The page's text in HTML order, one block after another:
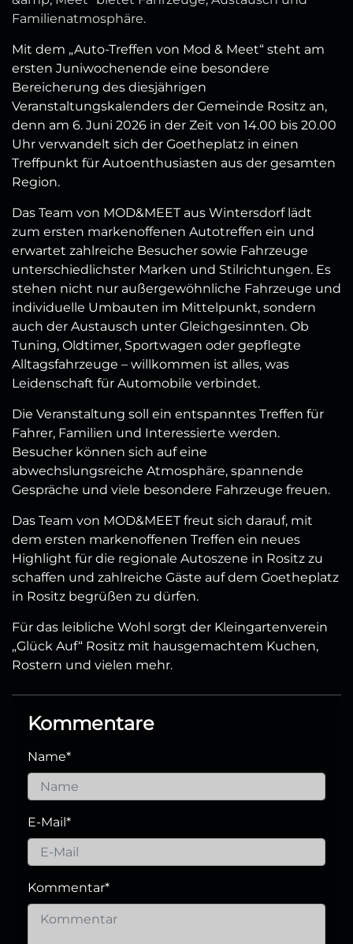
Familienatmosphäre.
Mit dem „Auto-Treffen von Mod & Meet“ steht am
ersten Juniwochenende eine besondere
Bereicherung des diesjährigen
Veranstaltungskalenders der Gemeinde Rositz an,
denn am 6. Juni 2026 in der Zeit von 14.00 bis 20.00
Uhr verwandelt sich der Goetheplatz in einen
Treffpunkt für Autoenthusiasten aus der gesamten
Region.
Das Team von MOD&MEET aus Wintersdorf lädt
zum ersten markenoffenen Autotreffen ein und
erwartet zahlreiche Besucher sowie Fahrzeuge
unterschiedlichster Marken und Stilrichtungen. Es
stehen nicht nur außergewöhnliche Fahrzeuge und
individuelle Umbauten im Mittelpunkt, sondern
auch der Austausch unter Gleichgesinnten. Ob
Tuning, Oldtimer, Sportwagen oder gepflegte
Alltagsfahrzeuge – willkommen ist alles, was
Leidenschaft für Automobile verbindet.
Die Veranstaltung soll ein entspanntes Treffen für
Fahrer, Familien und Interessierte werden.
Besucher können sich auf eine
abwechslungsreiche Atmosphäre, spannende
Gespräche und viele besondere Fahrzeuge freuen.
Das Team von MOD&MEET freut sich darauf, mit
dem ersten markenoffenen Treffen ein neues
Highlight für die regionale Autoszene in Rositz zu
schaffen und zahlreiche Gäste auf dem Goetheplatz
in Rositz begrüßen zu dürfen.
Für das leibliche Wohl sorgt der Kleingartenverein
„Glück Auf“ Rositz mit hausgemachtem Kuchen,
Rostern und vielen mehr.
Kommentare
Name*
E-Mail*
Kommentar*